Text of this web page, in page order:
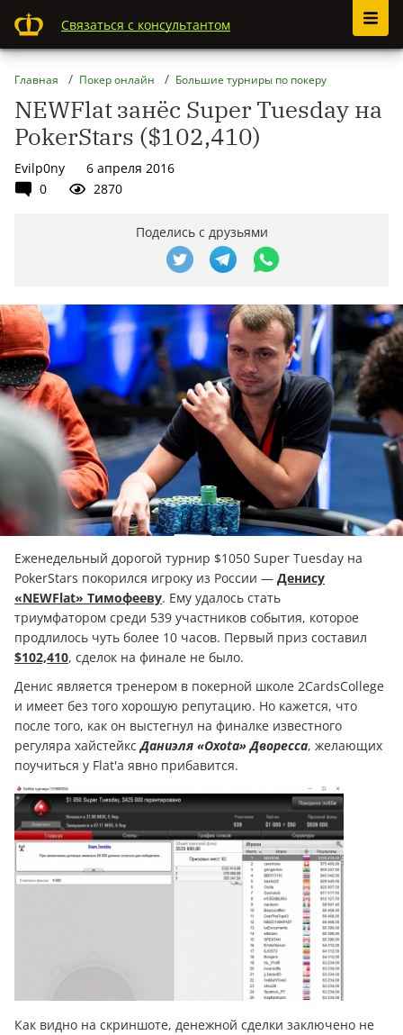
Связаться с консультантом
Главная Покер онлайн Большие турниры по покеру
NEWFlat занёс Super Tuesday на
PokerStars ($102,410)
Evilp0ny
6 апреля 2016
0
2870
Поделись с друзьями
Еженедельный дорогой турнир $1050 Super Tuesday на
PokerStars покорился игроку из России — Денису
«NEWFlat» Тимофееву. Ему удалось стать
триумфатором среди 539 участников события, которое
продлилось чуть более 10 часов. Первый приз составил
$102,410, сделок на финале не было.
Денис является тренером в покерной школе 2CardsCollege
и имеет без того хорошую репутацию. Но кажется, что
после того, как он выстегнул на финалке известного
регуляра хайстейксДаниэля «Oxota» Дворесса, желающих
поучиться у Flat'а явно прибавится.
Как видно на скриншоте, денежной сделки заключено не